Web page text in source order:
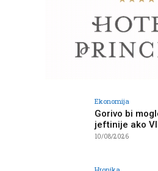
Ekonomija
Gorivo bi
jeftinije ako
10/08/2026